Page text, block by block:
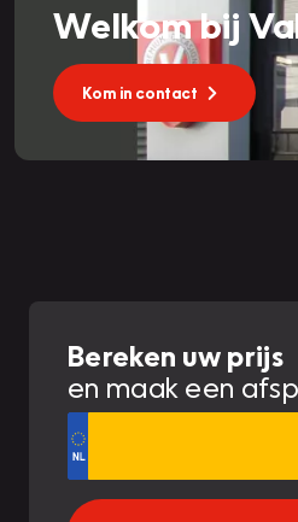
Welkom bij
Kom in contact
Bereken uw prijs
en maak een